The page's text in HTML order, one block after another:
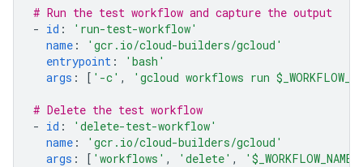
# Run the test workflow and capture the output
- id :
'run-test-workflow'
name :
'gcr.io/cloud-builders/gcloud'
entrypoint :
'bash'
args : [ '-c' , 'gcloud workflows run
# Delete the test workflow
- id :
'delete-test-workflow'
name :
'gcr.io/cloud-builders/gcloud'
args : [ 'workflows' , 'delete' ,